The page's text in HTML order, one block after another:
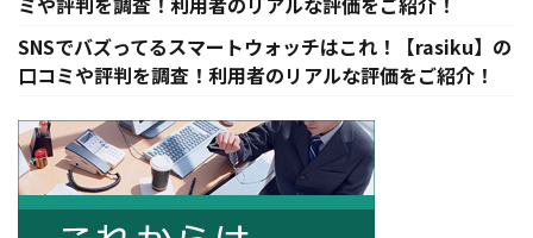
SNSでバズってるスマートウォッチはこれ！【rasiku】の
口コミや評判を調査！利用者のリアルな評価をご紹介！